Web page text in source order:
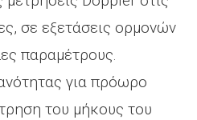
σε εξετάσεις ορμονών
παραμέτρους.
για πρόωρο
του μήκους του